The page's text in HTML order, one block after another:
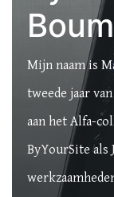
Mijn naam is
tweede jaar
aan het Alfa-
ByYourSite als